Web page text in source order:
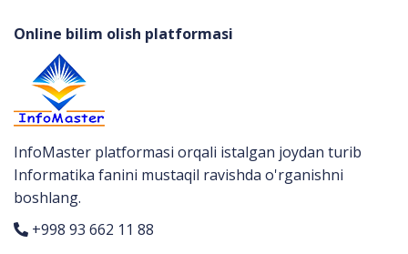
Online bilim olish platformasi
InfoMaster platformasi orqali istalgan joydan turib
Informatika fanini mustaqil ravishda o'rganishni
boshlang.
+998 93 662 11 88